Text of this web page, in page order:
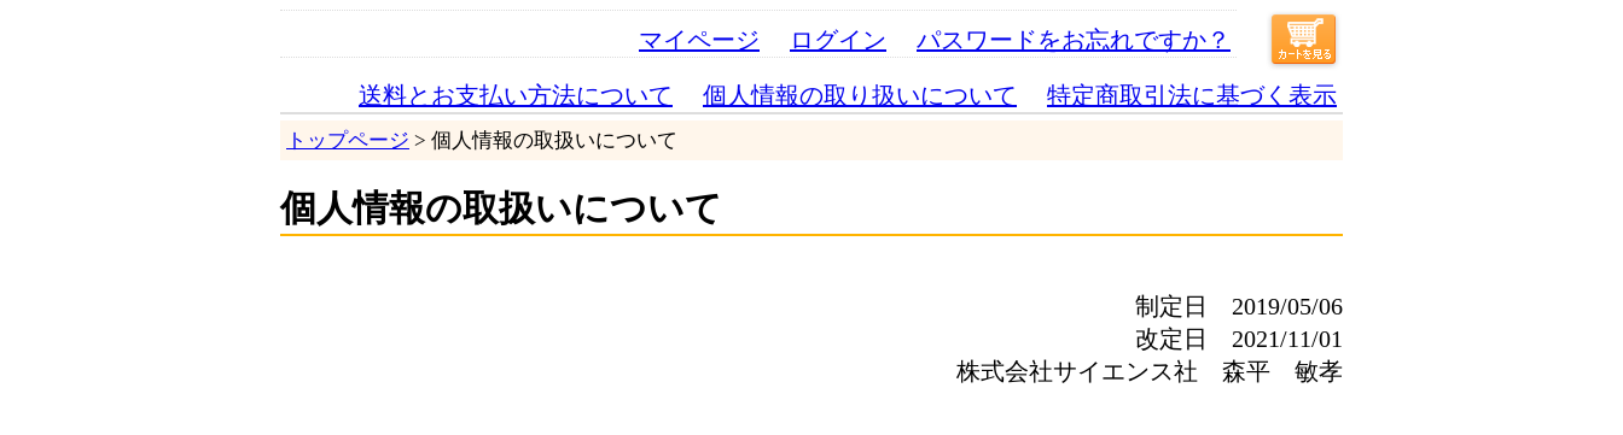
マイページ ログイン パスワードをお忘れですか？
送料とお支払い方法について 個人情報の取り扱いについて 特定商取引法に基づく表示
トップページ > 個人情報の取扱いについて
個人情報の取扱いについて
制定日 2019/05/06
改定日 2021/11/01
株式会社サイエンス社 森平 敏孝